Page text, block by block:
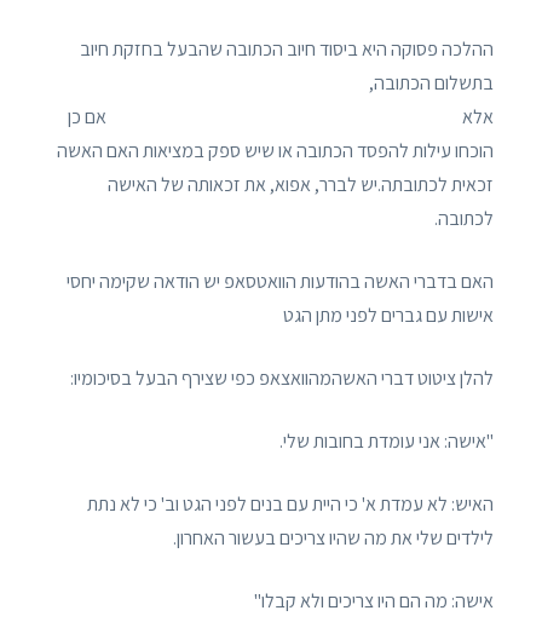
ההלכה פסוקה היא ביסוד חיוב הכתובה שהבעל בחזקת חיוב
בתשלום הכתובה,
אלא אם כן
הוכחו עילות להפסד הכתובה או שיש ספק במציאות האם האשה
זכאית לכתובתה.יש לברר, אפוא, את זכאותה של האישה
לכתובה.
האם בדברי האשה בהודעות הוואטסאפ יש הודאה שקימה יחסי
אישות עם גברים לפני מתן הגט
להלן ציטוט דברי האשהמהוואצאפ כפי שצירף הבעל בסיכומיו:
"אישה: אני עומדת בחובות שלי.
האיש: לא עמדת א' כי היית עם בנים לפני הגט וב' כי לא נתת
לילדים שלי את מה שהיו צריכים בעשור האחרון.
אישה: מה הם היו צריכים ולא קבלו"